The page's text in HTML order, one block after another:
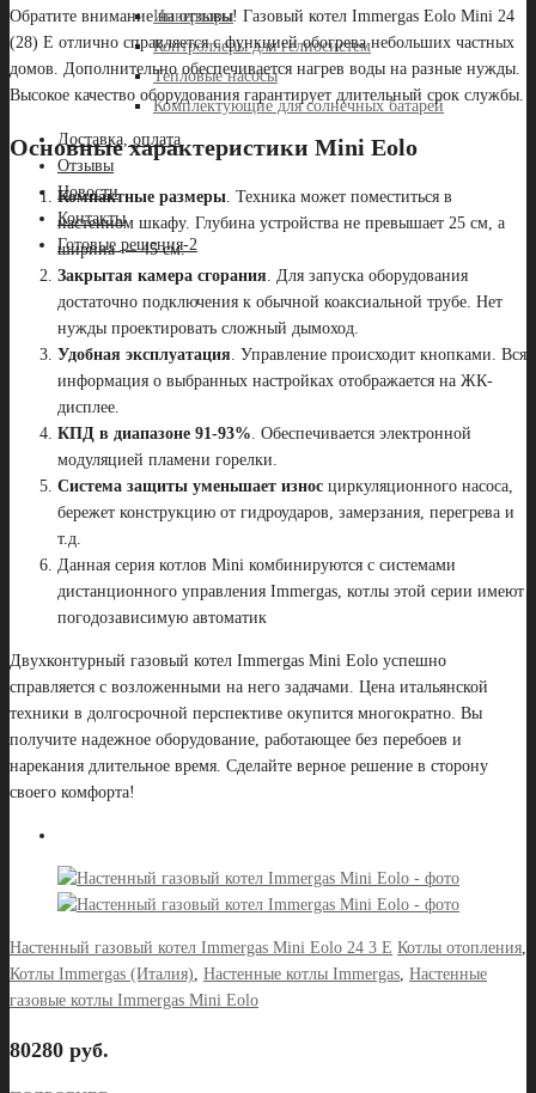
Инверторы
Контроллеры для гелиосистем
Тепловые насосы
Комплектующие для солнечных батарей
Доставка, оплата
Отзывы
Новости
Контакты
Готовые решения-2
Обратите внимание на отзывы! Газовый котел Immergas Eolo Mini 24
(28) Е отлично справляется с функцией обогрева небольших частных
домов. Дополнительно обеспечивается нагрев воды на разные нужды.
Высокое качество оборудования гарантирует длительный срок службы.
Основные характеристики Mini Eolo
Компактные размеры. Техника может поместиться в
настенном шкафу. Глубина устройства не превышает 25 см, а
ширина — 45 см.
Закрытая камера сгорания. Для запуска оборудования
достаточно подключения к обычной коаксиальной трубе. Нет
нужды проектировать сложный дымоход.
Удобная эксплуатация. Управление происходит кнопками. Вся
информация о выбранных настройках отображается на ЖК-
дисплее.
КПД в диапазоне 91-93%. Обеспечивается электронной
модуляцией пламени горелки.
Система защиты уменьшает износ циркуляционного насоса,
бережет конструкцию от гидроударов, замерзания, перегрева и
т.д.
Данная серия котлов Mini комбинируются с системами
дистанционного управления Immergas, котлы этой серии имеют
погодозависимую автоматик
Двухконтурный газовый котел Immergas Mini Eolo успешно
справляется с возложенными на него задачами. Цена итальянской
техники в долгосрочной перспективе окупится многократно. Вы
получите надежное оборудование, работающее без перебоев и
нарекания длительное время. Сделайте верное решение в сторону
своего комфорта!
Настенный газовый котел Immergas Mini Eolo 24 3 E Котлы отопления,
Котлы Immergas (Италия), Настенные котлы Immergas, Настенные
газовые котлы Immergas Mini Eolo
80280 руб.